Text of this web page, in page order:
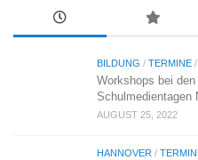
BILDUNG / TERMINE /
Workshops bei
Schulmedientagen
AUGUST 25, 2022
HANNOVER /